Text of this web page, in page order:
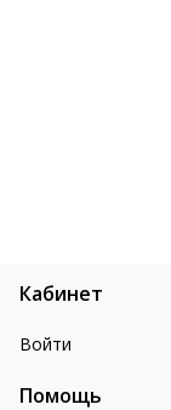
Кабинет
Войти
Помощь